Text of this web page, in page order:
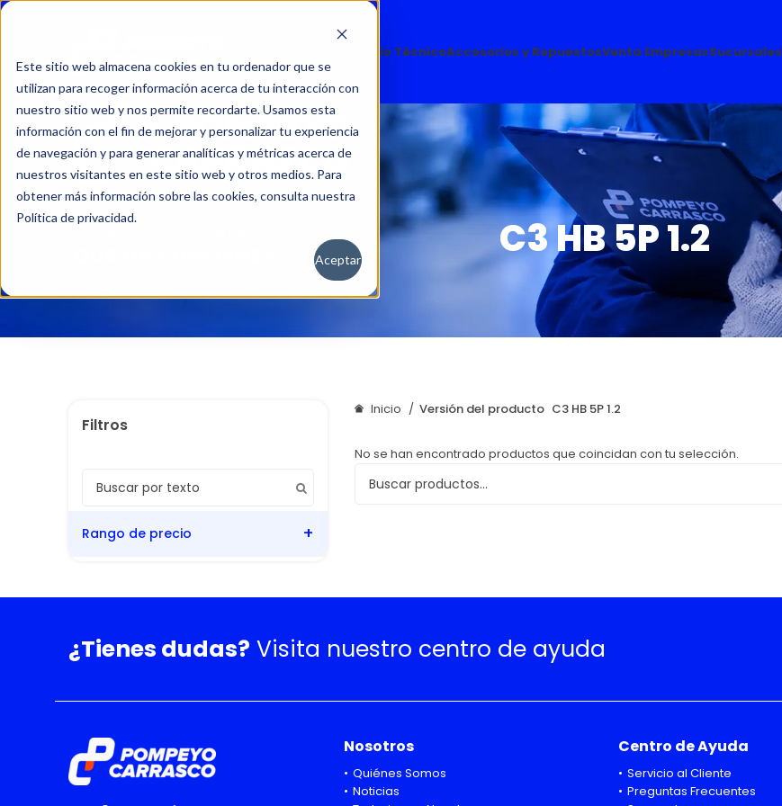
Este sitio web almacena cookies en tu ordenador que se
utilizan para recoger información acerca de tu interacción con
nuestro sitio web y nos permite recordarte. Usamos esta
información con el fin de mejorar y personalizar tu experiencia
de navegación y para generar analíticas y métricas acerca de
nuestros visitantes en este sitio web y otros medios. Para
obtener más información sobre las cookies, consulta nuestra
Política de privacidad.
Aceptar
Servicio TécnicoAccesorios y RepuestosVenta EmpresasSucursales
C3 HB 5P 1.2
Rango de precio
Inicio Versión del producto C3 HB 5P 1.2
No se han encontrado productos que coincidan con tu selección.
¿Tienes dudas? Visita nuestro centro de ayuda
Nosotros
Quiénes Somos
Noticias
Centro de Ayuda
Servicio al Cliente
Preguntas Frecuentes